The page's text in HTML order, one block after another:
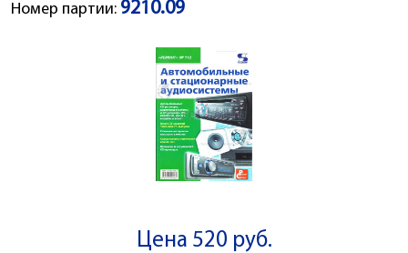
Номер партии: 9210.09
Цена 520 руб.